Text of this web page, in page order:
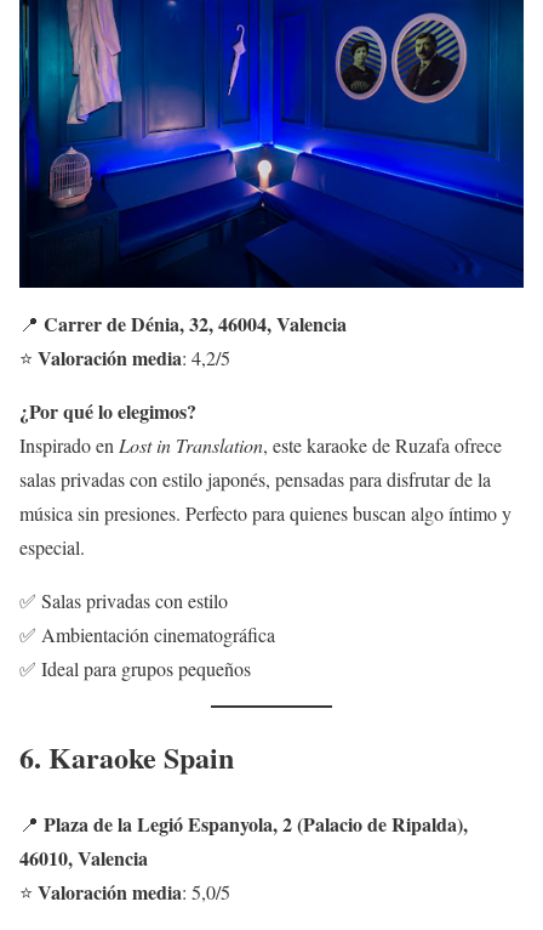
📍 Carrer de Dénia, 32, 46004, Valencia
⭐ Valoración media: 4,2/5
¿Por qué lo elegimos?
Inspirado enLost in Translation, este karaoke de Ruzafa ofrece
salas privadas con estilo japonés, pensadas para disfrutar de la
música sin presiones. Perfecto para quienes buscan algo íntimo y
especial.
✅ Salas privadas con estilo
✅ Ambientación cinematográfica
✅ Ideal para grupos pequeños
6. Karaoke Spain
📍 Plaza de la Legió Espanyola, 2 (Palacio de Ripalda),
46010, Valencia
⭐ Valoración media: 5,0/5